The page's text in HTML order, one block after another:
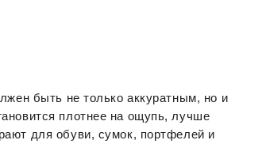
быть не только аккуратным, но и
плотнее на ощупь, лучше
для обуви, сумок, портфелей и